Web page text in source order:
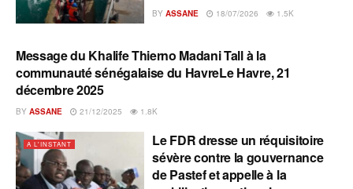
BY ASSANE 18/07/2026 1.5K
A L'INSTANT
Message du Khalife Thierno Madani Tall à la
communauté sénégalaise du HavreLe Havre, 21
décembre 2025
BY ASSANE 21/12/2025 1.8K
A L'INSTANT
Le FDR dresse un réquisitoire
sévère contre la gouvernance
de Pastef et appelle à la